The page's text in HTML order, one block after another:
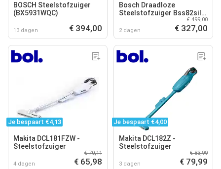
BOSCH Steelstofzuiger
(BX5931WQC)
13 dagen € 394,00
Bosch Draadloze
Steelstofzuiger Bss82sil1
Kruimelzuiger Grijs
2 dagen
€ 499,00
€ 327,00
Je bespaart €4,13
Makita DCL181FZW -
Steelstofzuiger
4 dagen
€ 70,11
€ 65,98
Je bespaart €4,00
Makita DCL182Z -
Steelstofzuiger
3 dagen
€ 83,99
€ 79,99